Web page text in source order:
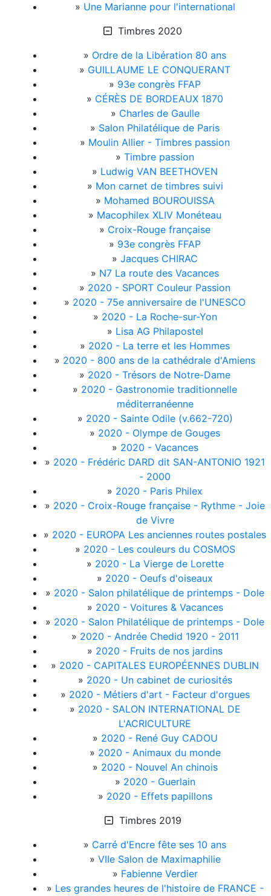
» Une Marianne pour l'international
Timbres 2020
» Ordre de la Libération 80 ans
» GUILLAUME LE CONQUERANT
» 93e congrès FFAP
» CÉRÈS DE BORDEAUX 1870
» Charles de Gaulle
» Salon Philatélique de Paris
» Moulin Allier - Timbres passion
» Timbre passion
» Ludwig VAN BEETHOVEN
» Mon carnet de timbres suivi
» Mohamed BOUROUISSA
» Macophilex XLIV Monéteau
» Croix-Rouge française
» 93e congrès FFAP
» Jacques CHIRAC
» N7 La route des Vacances
» 2020 - SPORT Couleur Passion
» 2020 - 75e anniversaire de l'UNESCO
» 2020 - La Roche-sur-Yon
» Lisa AG Philapostel
» 2020 - La terre et les Hommes
» 2020 - 800 ans de la cathédrale d'Amiens
» 2020 - Trésors de Notre-Dame
» 2020 - Gastronomie traditionnelle
méditerranéenne
» 2020 - Sainte Odile (v.662-720)
» 2020 - Olympe de Gouges
» 2020 - Vacances
» 2020 - Frédéric DARD dit SAN-ANTONIO 1921
- 2000
» 2020 - Paris Philex
» 2020 - Croix-Rouge française - Rythme - Joie
de Vivre
» 2020 - EUROPA Les anciennes routes postales
» 2020 - Les couleurs du COSMOS
» 2020 - La Vierge de Lorette
» 2020 - Oeufs d'oiseaux
» 2020 - Salon philatélique de printemps - Dole
» 2020 - Voitures & Vacances
» 2020 - Salon Philatélique de printemps - Dole
» 2020 - Andrée Chedid 1920 - 2011
» 2020 - Fruits de nos jardins
» 2020 - CAPITALES EUROPÉENNES DUBLIN
» 2020 - Un cabinet de curiosités
» 2020 - Métiers d'art - Facteur d'orgues
» 2020 - SALON INTERNATIONAL DE
L'ACRICULTURE
» 2020 - René Guy CADOU
» 2020 - Animaux du monde
» 2020 - Nouvel An chinois
» 2020 - Guerlain
» 2020 - Effets papillons
Timbres 2019
» Carré d'Encre fête ses 10 ans
» VIIe Salon de Maximaphilie
» Fabienne Verdier
» Les grandes heures de l'histoire de FRANCE -